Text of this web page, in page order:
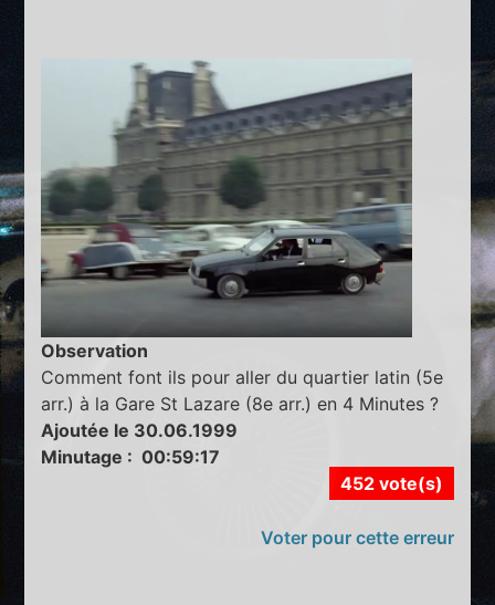
Observation
Comment font ils pour aller du quartier latin (5e
arr.) à la Gare St Lazare (8e arr.) en 4 Minutes ?
Ajoutée le 30.06.1999
Minutage : 00:59:17
452 vote(s)
Voter pour cette erreur